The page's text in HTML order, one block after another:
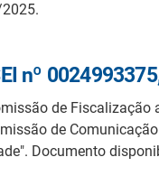
nº
de Fiscalização
de
Documento